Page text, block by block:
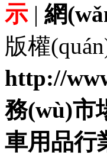
示| 網
版權
http://
務(wù)市
車用品行